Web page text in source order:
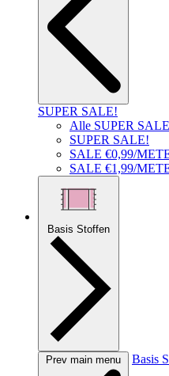
SUPER SALE!
Alle SUPER
SUPER SALE!
SALE €0,99/
SALE €1,99/
Basis Stoffen
Prev main menu Basis